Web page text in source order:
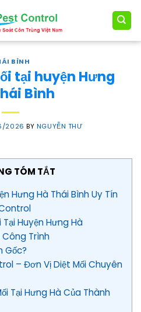
BÌNH
tại huyện Hưng
Bình
2026 BY NGUYỄN THƯ
TÓM TẮT
Hưng Hà Thái Bình Uy Tín
Huyện Hưng Hà
Công Trình
Gốc?
– Đơn Vị Diệt Mối Chuyên
Tại Hưng Hà Của Thành